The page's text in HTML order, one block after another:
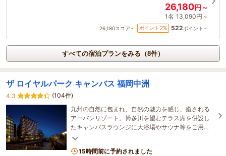
26,180円～
1名 13,090円～
26,180スコア～ ポイント 2% 522ポイント～
すべての宿泊プランをみる（8件）
ザ ロイヤルパーク キャンバス 福岡中洲
4.3
(104件)
九州の自然に包まれ、自然の魅力を感じ、癒される
アーバンリゾート。博多川を望むテラス席を併設し
たキャンバスラウンジに大浴場やサウナ等をご用
意。天神中心部にも近くビジネス・レジャーに便利
15時間前に予約されました